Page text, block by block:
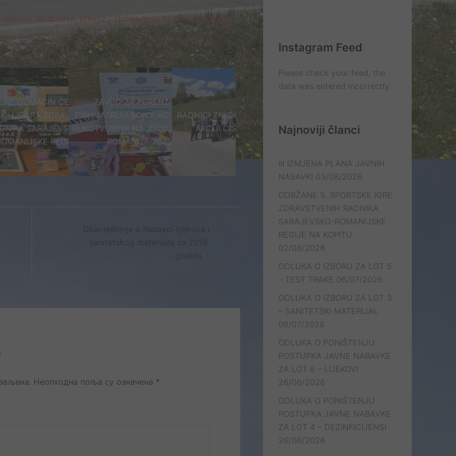
nabavci Skupljanje, prevoz i zbrinjavanje bolničkog otpada
ČETVRTIH
ZDRAVSTVENIH
–
REGIJE
ZAVOD ZA FORENZIČKU
PSIHIJATRIJU SOKOLAC: IZLOŽBA
RUKOTVORINA NA „DANU KOSIDBE
ROMANIJA 2025“
RADNICI ZAVODA UČESTVOVALI U
AKCIJI ČIŠĆENJA GRADA
Неопходна поља су означена *
Instagram Feed
Please check your feed, the
data was entered incorrectly.
Najnoviji članci
III IZMJENA PLANA JAVNIH
NABAVKI 03/08/2026
ODRŽANE 5. SPORTSKE IGRE
ZDRAVSTVENIH RADNIKA
SARAJEVSKO-ROMANIJSKE
REGIJE NA KOPITU
02/08/2026
ODLUKA O IZBORU ZA LOT 5
– TEST TRAKE 06/07/2026
ODLUKA O IZBORU ZA LOT 3
– SANITETSKI MATERIJAL
06/07/2026
ODLUKA O PONIŠTENJU
POSTUPKA JAVNE NABAVKE
ZA LOT 6 – LIJEKOVI
26/06/2026
ODLUKA O PONIŠTENJU
POSTUPKA JAVNE NABAVKE
ZA LOT 4 – DEZINFICIJENSI
26/06/2026